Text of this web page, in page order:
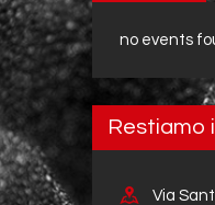
no events
Restiamo
Via